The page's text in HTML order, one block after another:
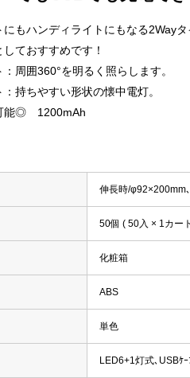
もハンディライトにもなる2Wayタ
ておすすめです！
周囲360°を明るく照らします。
持ちやすい形状の懐中電灯。
能◎ 1200mAh
伸長時/φ92×200mm
50個 ( 50入 × 1カー
化粧箱
ABS
単色
LED6+1灯式､USBｹｰ